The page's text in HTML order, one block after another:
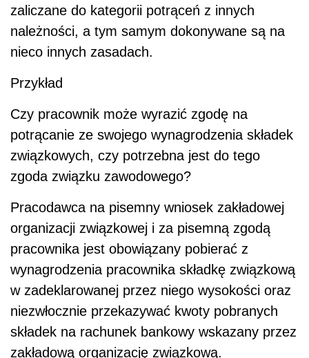
zaliczane do kategorii potrąceń z innych
należności, a tym samym dokonywane są na
nieco innych zasadach.
Przykład
Czy pracownik może wyrazić zgodę na
potrącanie ze swojego wynagrodzenia składek
związkowych, czy potrzebna jest do tego
zgoda związku zawodowego?
Pracodawca na pisemny wniosek zakładowej
organizacji związkowej i za pisemną zgodą
pracownika jest obowiązany pobierać z
wynagrodzenia pracownika składkę związkową
w zadeklarowanej przez niego wysokości oraz
niezwłocznie przekazywać kwoty pobranych
składek na rachunek bankowy wskazany przez
zakładową organizację związkową.